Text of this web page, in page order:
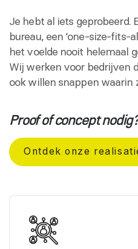
Je hebt al iets geprobeerd.
bureau, een ‘one-size-fits-
het voelde nooit helemaal
Wij werken voor bedrijven
ook willen snappen waarin
Proof of concept
Ontdek onze